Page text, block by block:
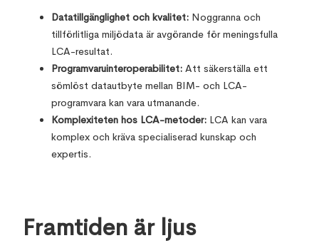
Datatillgänglighet och kvalitet: Noggranna och
tillförlitliga miljödata är avgörande för meningsfulla
LCA-resultat.
Programvaruinteroperabilitet: Att säkerställa ett
sömlöst datautbyte mellan BIM- och LCA-
programvara kan vara utmanande.
Komplexiteten hos LCA-metoder: LCA kan vara
komplex och kräva specialiserad kunskap och
expertis.
Framtiden är ljus